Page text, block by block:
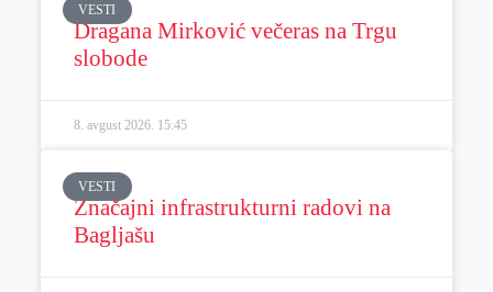
VESTI
Dragana Mirković večeras na Trgu
slobode
8. avgust 2026. 15:45
VESTI
Značajni infrastrukturni radovi na
Bagljašu